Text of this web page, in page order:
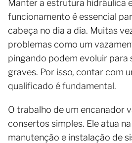
Manter a estrutura hidráulica
funcionamento é essencial
cabeça no dia a dia. Muitas
problemas como um
pingando podem evoluir para
graves. Por isso, contar com
qualificado é fundamental.
O trabalho de um encanador
consertos simples. Ele atua
manutenção e instalação de